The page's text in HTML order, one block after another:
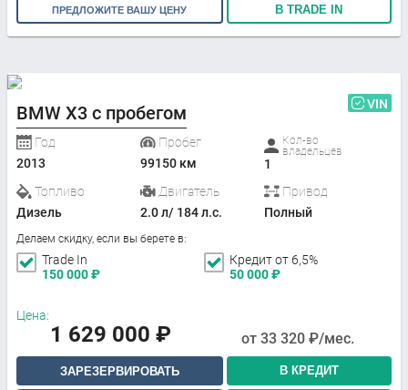
ПРЕДЛОЖИТЕ ВАШУ ЦЕНУ В TRADE IN
BMW X3 с пробегом VIN
Год
2013
Пробег
99150 км
Кол-во
владельцев
1
Топливо
Дизель
Двигатель
2.0 л/ 184 л.с.
Привод
Полный
Делаем скидку, если вы берете в:
Trade In
150 000₽
Кредит от 6,5%
50 000₽
Цена:
1 629 000 ₽ от 33 320 ₽/мес.
ЗАРЕЗЕРВИРОВАТЬ В КРЕДИТ